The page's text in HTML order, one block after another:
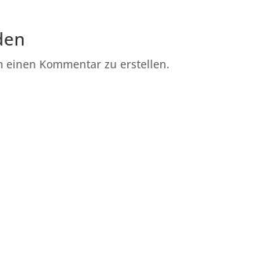
einen Kommentar zu erstellen.